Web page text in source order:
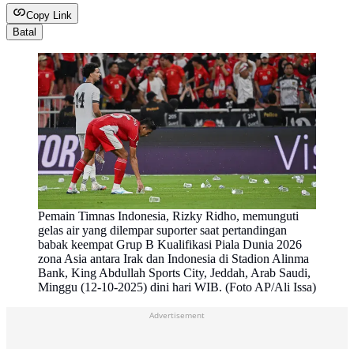
Copy Link
Batal
Pemain Timnas Indonesia, Rizky Ridho, memunguti
gelas air yang dilempar suporter saat pertandingan
babak keempat Grup B Kualifikasi Piala Dunia 2026
zona Asia antara Irak dan Indonesia di Stadion Alinma
Bank, King Abdullah Sports City, Jeddah, Arab Saudi,
Minggu (12-10-2025) dini hari WIB. (Foto AP/Ali Issa)
Advertisement